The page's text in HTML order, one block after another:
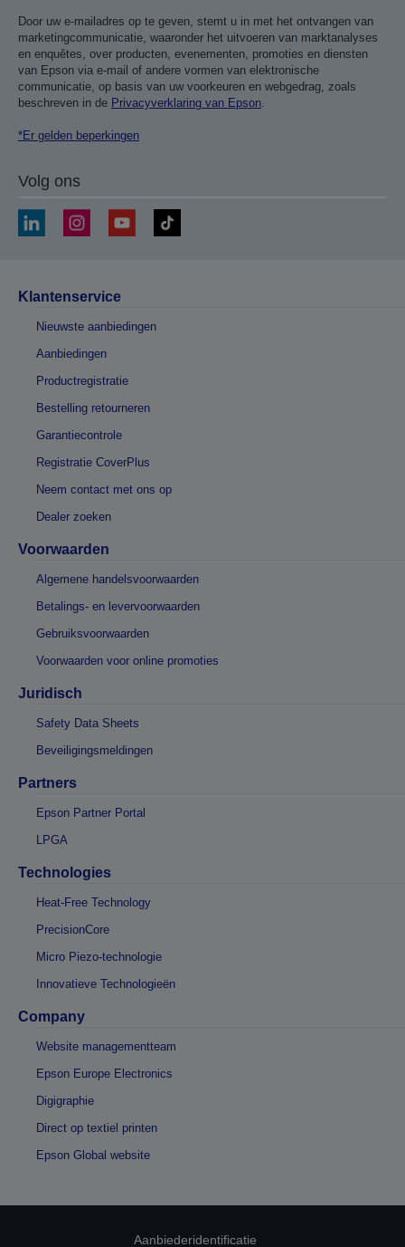
Door uw e-mailadres op te geven, stemt u in met het ontvangen van
marketingcommunicatie, waaronder het uitvoeren van marktanalyses
en enquêtes, over producten, evenementen, promoties en diensten
van Epson via e-mail of andere vormen van elektronische
communicatie, op basis van uw voorkeuren en webgedrag, zoals
beschreven in de Privacyverklaring van Epson.
*Er gelden beperkingen
Volg ons
Klantenservice
Nieuwste aanbiedingen
Aanbiedingen
Productregistratie
Bestelling retourneren
Garantiecontrole
Registratie CoverPlus
Neem contact met ons op
Dealer zoeken
Voorwaarden
Algemene handelsvoorwaarden
Betalings- en levervoorwaarden
Gebruiksvoorwaarden
Voorwaarden voor online promoties
Juridisch
Safety Data Sheets
Beveiligingsmeldingen
Partners
Epson Partner Portal
LPGA
Technologies
Heat-Free Technology
PrecisionCore
Micro Piezo-technologie
Innovatieve Technologieën
Company
Website managementteam
Epson Europe Electronics
Digigraphie
Direct op textiel printen
Epson Global website
Aanbiederidentificatie